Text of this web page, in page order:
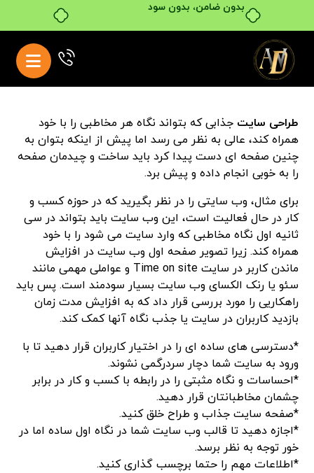
بدون ضامن، بدون سود
طراحی سایت جذابی که بتواند نگاه هر مخاطبی را با خود
همراه کند، عالی به نظر می رسد اما پیش از اینکه بتوان به
چنین صفحه ای دست پیدا کرد باید ساخت و چیدمان صفحه
را به خوبی انجام داده و پیش برد.
برای مثال، وب سایتی را در نظر بگیرید که در حوزه کسب و
کار در حال فعالیت است، این وب سایت باید بتواند در سی
ثانیه اول نگاه مخاطبی که وارد سایت می شود را با خود
همراه کند. زیرا تصویر صفحه اول وب سایت در افزایش
ماندن کاربر در سایت Time on site و عواملی مهمی مانند
سئو یا رنک الکسای وب سایت بسیار سودمند است. پس باید
راهکاریی را مورد بررسی قرار داد که به افزایش مدت زمان
بازدید کاربران در سایت یا جذب نگاه آنها کمک کند.
*دسترسی های ساده ای را در اختیار کاربران قرار دهید تا با
ورود به سایت شما دچار سردرگمی نشوند.
*احساسات و نگاه مثبتی را در رابطه با کسب و کار در برابر
چشمان مخاطبانتان قرار دهید.
*صفحه سایت جذاب و طراح خلق کنید.
*اجازه دهید تا قالب وب سایت شما در نگاه اول ساده اما در
خور توجه به نظر برسد.
*اطلاعات مهم را حتما برچسب گذاری کنید.